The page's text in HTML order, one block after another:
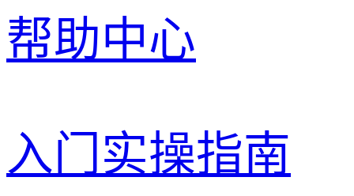
帮助中心
入门实操指南